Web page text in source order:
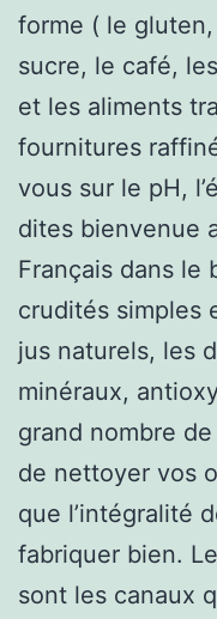
forme ( le
sucre, le café,
et les aliments
fournitures
vous sur le pH,
dites bienvenue
Français dans le
crudités simples
jus naturels, les
minéraux,
grand nombre
de nettoyer vos
que l’intégralité
fabriquer bien.
sont les canaux